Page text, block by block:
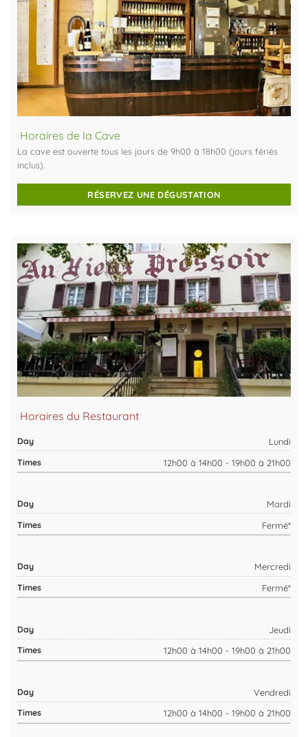
Horaires de la Cave
La cave est ouverte tous les jours de 9h00 à 18h00 (jours fériés
inclus).
RÉSERVEZ UNE DÉGUSTATION
Horaires du Restaurant
Lundi
12h00 à 14h00 - 19h00 à 21h00
Mardi
Fermé*
Mercredi
Fermé*
Jeudi
12h00 à 14h00 - 19h00 à 21h00
Vendredi
12h00 à 14h00 - 19h00 à 21h00